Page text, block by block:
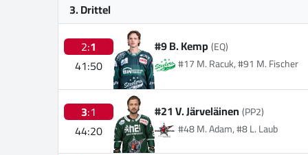
3. Drittel
2:1
41:50
#9 B. Kemp(EQ)
#17 M. Racuk, #91 M. Fischer
3:1
44:20
#21 V. Järveläinen(PP2)
#48 M. Adam, #8 L. Laub